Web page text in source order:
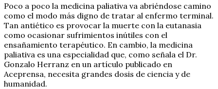
Poco a poco la medicina paliativa va abriéndose camino
como el modo más digno de tratar al enfermo terminal.
Tan antiético es provocar la muerte con la eutanasia
como ocasionar sufrimientos inútiles con el
ensañamiento terapéutico. En cambio, la medicina
paliativa es una especialidad que, como señala el Dr.
Gonzalo Herranz en un artículo publicado en
Aceprensa, necesita grandes dosis de ciencia y de
humanidad.